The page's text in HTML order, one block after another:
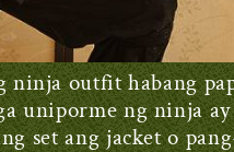
ninja outfit habang
uniporme ng ninja
set ang jacket o